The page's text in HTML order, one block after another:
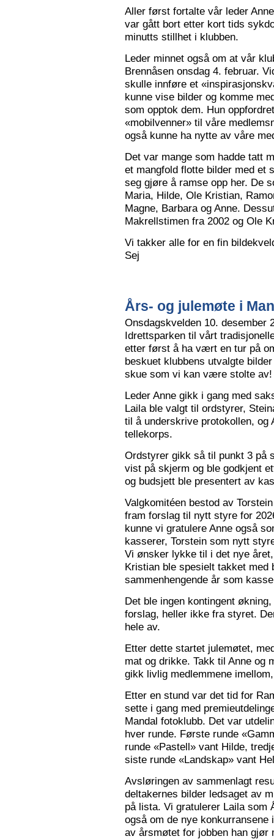
Aller først fortalte vår leder
var gått bort etter kort tids
minutts stillhet i klubben.
Leder minnet også om at vår
Brennåsen onsdag 4. februar.
skulle innføre et
kunne vise bilder og komme
som opptok dem. Hun
«mobilvenner» til våre
også kunne ha nytte av våre
Det var mange som hadde tatt
et mangfold flotte bilder med et
seg gjøre å ramse opp her. De
Maria, Hilde, Ole Kristian,
Magne, Barbara og Anne.
Makrellstimen fra 2002 og Ole
Vi takker alle for en fin
Sej
Års- og julemøte i
Onsdagskvelden 10. desember
Idrettsparken til vårt
etter først å ha vært en tur på
beskuet klubbens utvalgte
skue som vi kan være stolte av!
Leder Anne gikk i gang med
Laila ble valgt til ordstyrer,
til å underskrive protokollen, og
tellekorps.
Ordstyrer gikk så til punkt 3 på
vist på skjerm og ble godkjent
og budsjett ble presentert av
Valgkomitéen bestod av
fram forslag til nytt styre for
kunne vi gratulere Anne også
kasserer, Torstein som nytt
Vi ønsker lykke til i det nye
Kristian ble spesielt takket med
sammenhengende år som
Det ble ingen kontingent
forslag, heller ikke fra styret.
hele av.
Etter dette startet julemøtet,
mat og drikke. Takk til Anne og
gikk livlig medlemmene
Etter en stund var det tid for
sette i gang med
Mandal fotoklubb. Det var
hver runde. Første runde
runde «Pastell» vant Hilde,
siste runde «Landskap» vant
Avsløringen av sammenlagt
deltakernes bilder ledsaget av
på lista. Vi gratulerer Laila som
også om de nye
av årsmøtet for jobben han gjør